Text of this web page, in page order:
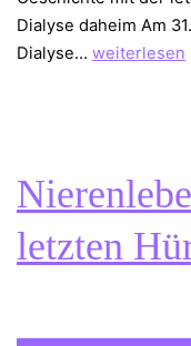
Dialyse daheim Am
Dialyse… weiterlesen
letzten